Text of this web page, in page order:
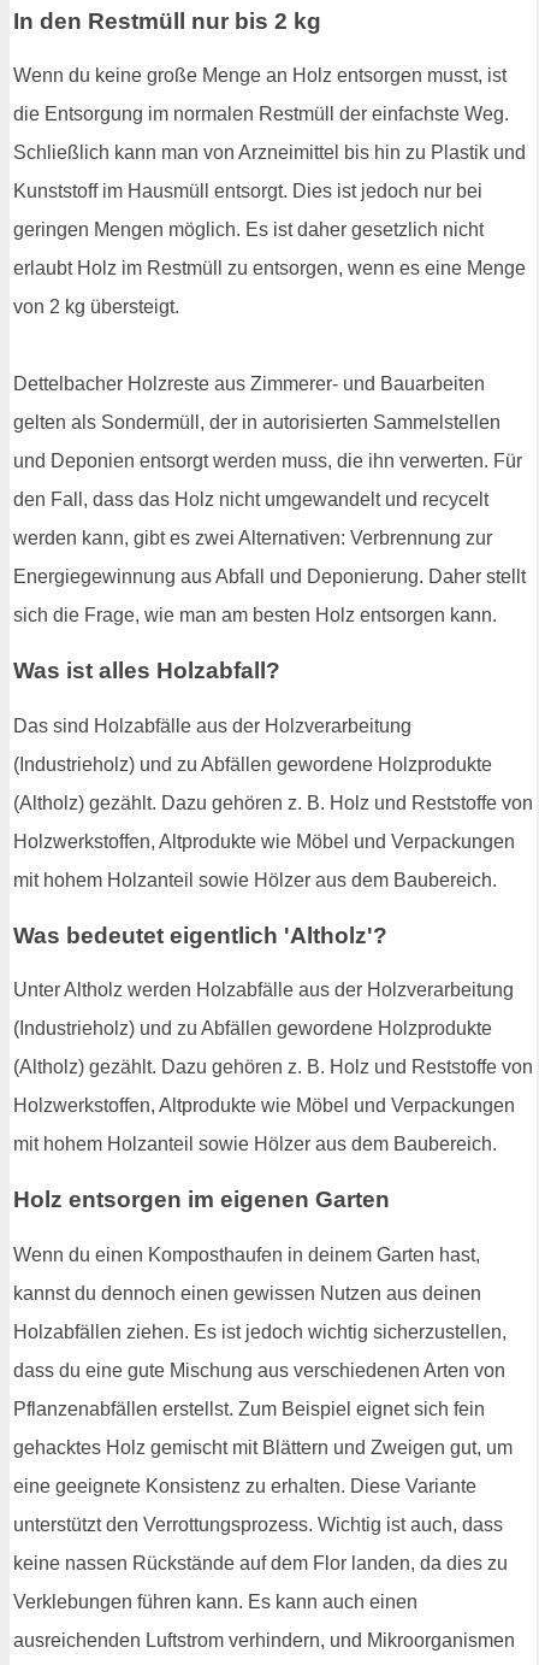
In den Restmüll nur bis 2 kg
Wenn du keine große Menge an Holz entsorgen musst, ist
die Entsorgung im normalen Restmüll der einfachste Weg.
Schließlich kann man von Arzneimittel bis hin zu Plastik und
Kunststoff im Hausmüll entsorgt. Dies ist jedoch nur bei
geringen Mengen möglich. Es ist daher gesetzlich nicht
erlaubt Holz im Restmüll zu entsorgen, wenn es eine Menge
von 2 kg übersteigt.
Dettelbacher Holzreste aus Zimmerer- und Bauarbeiten
gelten als Sondermüll, der in autorisierten Sammelstellen
und Deponien entsorgt werden muss, die ihn verwerten. Für
den Fall, dass das Holz nicht umgewandelt und recycelt
werden kann, gibt es zwei Alternativen: Verbrennung zur
Energiegewinnung aus Abfall und Deponierung. Daher stellt
sich die Frage, wie man am besten Holz entsorgen kann.
Was ist alles Holzabfall?
Das sind Holzabfälle aus der Holzverarbeitung
(Industrieholz) und zu Abfällen gewordene Holzprodukte
(Altholz) gezählt. Dazu gehören z. B. Holz und Reststoffe von
Holzwerkstoffen, Altprodukte wie Möbel und Verpackungen
mit hohem Holzanteil sowie Hölzer aus dem Baubereich.
Was bedeutet eigentlich 'Altholz'?
Unter Altholz werden Holzabfälle aus der Holzverarbeitung
(Industrieholz) und zu Abfällen gewordene Holzprodukte
(Altholz) gezählt. Dazu gehören z. B. Holz und Reststoffe von
Holzwerkstoffen, Altprodukte wie Möbel und Verpackungen
mit hohem Holzanteil sowie Hölzer aus dem Baubereich.
Holz entsorgen im eigenen Garten
Wenn du einen Komposthaufen in deinem Garten hast,
kannst du dennoch einen gewissen Nutzen aus deinen
Holzabfällen ziehen. Es ist jedoch wichtig sicherzustellen,
dass du eine gute Mischung aus verschiedenen Arten von
Pflanzenabfällen erstellst. Zum Beispiel eignet sich fein
gehacktes Holz gemischt mit Blättern und Zweigen gut, um
eine geeignete Konsistenz zu erhalten. Diese Variante
unterstützt den Verrottungsprozess. Wichtig ist auch, dass
keine nassen Rückstände auf dem Flor landen, da dies zu
Verklebungen führen kann. Es kann auch einen
ausreichenden Luftstrom verhindern, und Mikroorganismen